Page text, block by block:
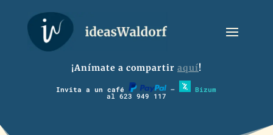
¡Anímate a compartir aquí!
Invita a un café – Bizum
al 623 949 117